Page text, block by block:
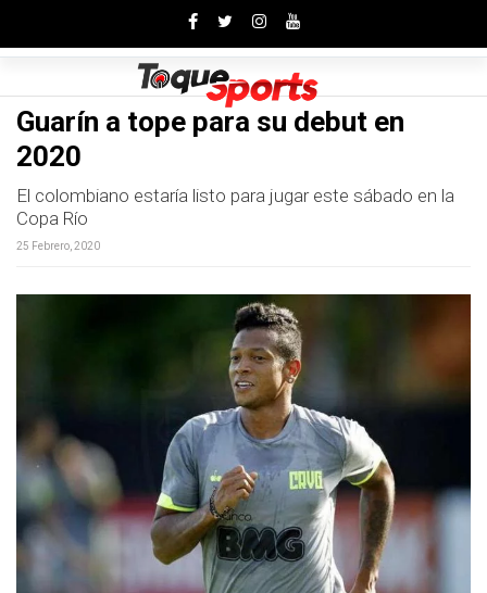
Guarín a tope para su debut en
2020
El colombiano estaría listo para jugar este sábado en la
Copa Río
25 Febrero, 2020